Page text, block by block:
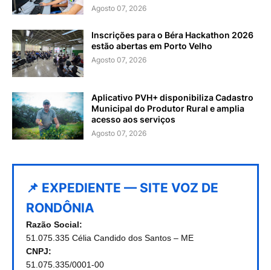
Agosto 07, 2026
Inscrições para o Béra Hackathon 2026
estão abertas em Porto Velho
Agosto 07, 2026
Aplicativo PVH+ disponibiliza Cadastro
Municipal do Produtor Rural e amplia
acesso aos serviços
Agosto 07, 2026
📌 EXPEDIENTE — SITE VOZ DE
RONDÔNIA
Razão Social:
51.075.335 Célia Candido dos Santos – ME
CNPJ:
51.075.335/0001-00